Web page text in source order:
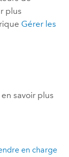
plus
Gérer les
savoir plus
en charge